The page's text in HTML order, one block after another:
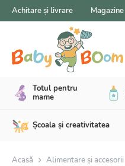
Achitare și livrare Magazine
Totul pentru
mame
Școala și creativitatea
Acasă Alimentare și accesorii